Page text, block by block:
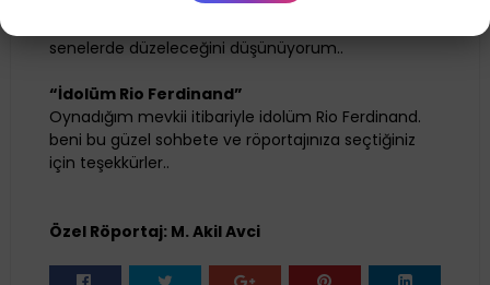
senelerde düzeleceğini düşünüyorum..
“İdolüm Rio Ferdinand”
Oynadığım mevkii itibariyle idolüm Rio Ferdinand.
beni bu güzel sohbete ve röportajınıza seçtiğiniz
için teşekkürler..
Özel Röportaj: M. Akil Avci